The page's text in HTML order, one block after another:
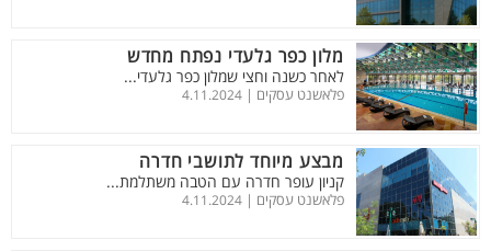
מלון כפר גלעדי נפתח מחדש
לאחר כשנה וחצי שמלון כפר גלעדי...
פלאשנט עסקים | 4.11.2024
מבצע מיוחד לתושבי חדרה
קניון עופר חדרה עם הטבה משתלמת...
פלאשנט עסקים | 4.11.2024